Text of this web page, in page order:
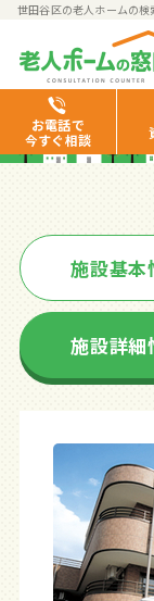
世田谷区の老人ホームの
お電話で
今すぐ相談
イリ
施設基本
施設詳細